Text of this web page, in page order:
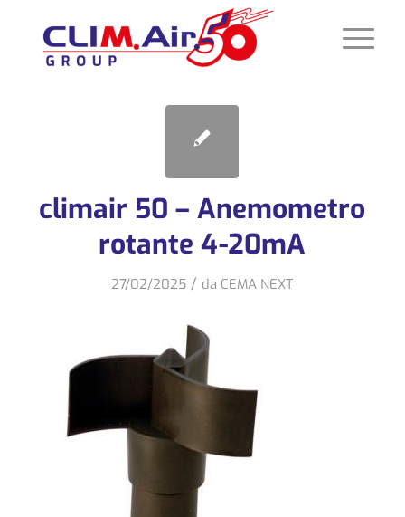
climair 50 – Anemometro
rotante 4-20mA
27/02/2025 / da CEMA NEXT